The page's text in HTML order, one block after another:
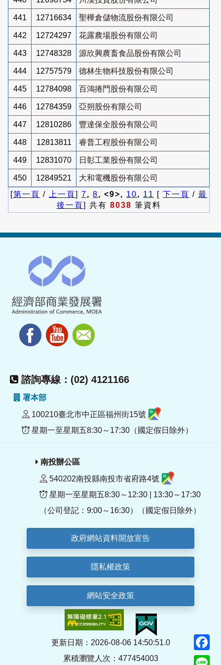
441 12716634 聖樺倉儲物流股份有限公司
442 12724297 花露農場股份有限公司
443 12748328 源欣興農畜食品股份有限公司
444 12757579 德林生物科技股份有限公司
445 12784098 百鴻捲門股份有限公司
446 12784359 亞朔股份有限公司
447 12810286 豐達保全股份有限公司
448 12813811 睿普工程股份有限公司
449 12831070 日彰工業股份有限公司
450 12849521
大和電機股份有限公司
[第一頁 / 上一頁] 7, 8, <9>, 10, 11 [ 下一頁 / 最
後一頁] 共有 8038 筆資料
諮詢專線：(02) 4121166
署本部
100210臺北市中正區福州街15號
星期一至星期五8:30～17:30（國定假日除外）
南投辦公區
540202南投縣南投市省府路4號
星期一至星期五8:30～12:30 | 13:30～17:30
（公司登記：9:00～16:30）（國定假日除外）
政府網站資料開放宣告
隱私權政策
網站安全政策
更新日期：2026-08-06 14:50:51.0
累積瀏覽人次：477454003